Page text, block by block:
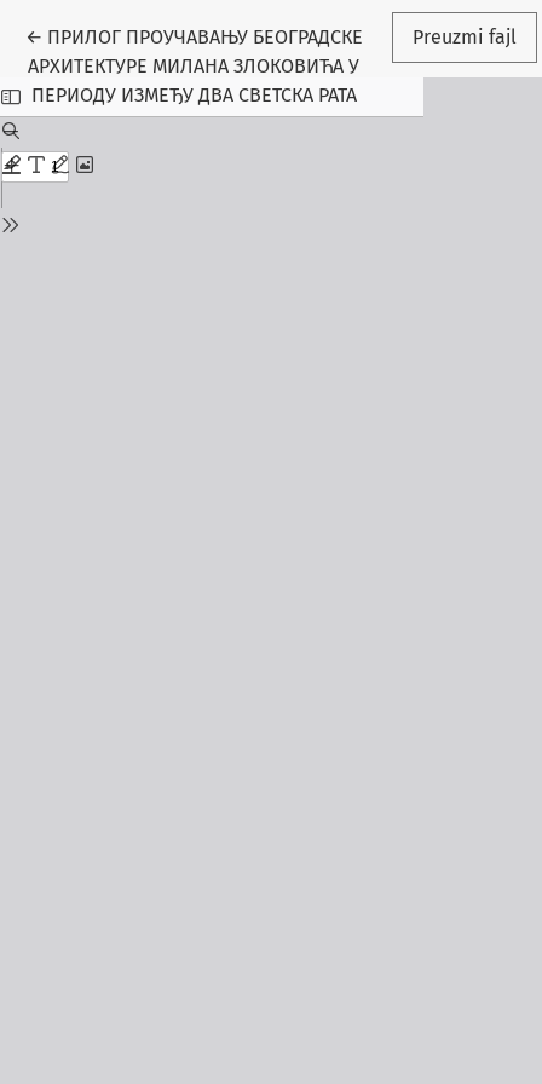
← Povratak na detalje o rukopisu
ПРИЛОГ ПРОУЧАВАЊУ БЕОГРАДСКЕ
АРХИТЕКТУРЕ МИЛАНА ЗЛОКОВИЋА У
ПЕРИОДУ ИЗМЕЂУ ДВА СВЕТСКА РАТА
Preuzmi fajl